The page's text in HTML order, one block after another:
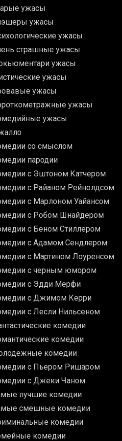
ужасы
ужасы
ужасы
страшные ужасы
ужасы
ужасы
ужасы
ужасы
ужасы
со смыслом
пародии
с Эштоном Катчером
с Райаном Рейнолдсом
с Марлоном Уайансом
с Робом Шнайдером
с Беном Стиллером
с Адамом Сендлером
с Мартином Лоуренсом
с черным юмором
с Эдди Мерфи
с Джимом Керри
с Лесли Нильсеном
комедии
комедии
комедии
с Пьером Ришаром
с Джеки Чаном
лучшие комедии
смешные комедии
комедии
комедии